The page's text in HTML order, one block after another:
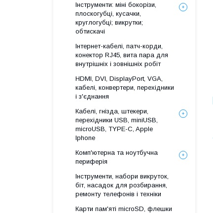
Інструменти: міні бокорізи,
плоскогубці, кусачки,
круглогубці; викрутки;
обтискачі
Інтернет-кабелі, патч-корди,
конектор RJ45, вита пара для
внутрішніх і зовнішніх робіт
HDMI, DVI, DisplayPort, VGA,
кабелі, конвертери, перехідники
і з'єднання
Кабелі, гнізда, штекери,
перехідники USB, miniUSB,
microUSB, TYPE-C, Apple
Iphone
Комп'ютерна та ноутбучна
периферія
Інструменти, набори викруток,
біт, насадок для розбирання,
ремонту телефонів і техніки
Карти пам'яті microSD, флешки